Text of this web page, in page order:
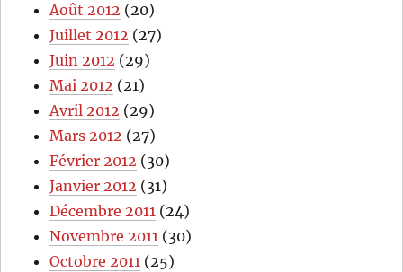
Août 2012 (20)
Juillet 2012 (27)
Juin 2012 (29)
Mai 2012 (21)
Avril 2012 (29)
Mars 2012 (27)
Février 2012 (30)
Janvier 2012 (31)
Décembre 2011 (24)
Novembre 2011 (30)
Octobre 2011 (25)